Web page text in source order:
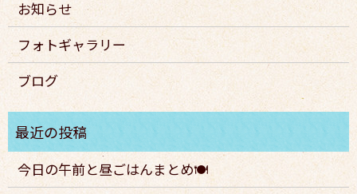
お知らせ
フォトギャラリー
ブログ
今日の午前と昼ごはんまとめ🍽️